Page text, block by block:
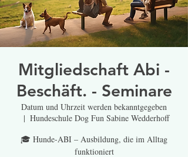
Mitgliedschaft Abi -
Beschäft. - Seminare
Datum und Uhrzeit werden bekanntgegeben
  |
Hundeschule Dog Fun Sabine Wedderhoff
🎓 Hunde-ABI – Ausbildung, die im Alltag
funktioniert